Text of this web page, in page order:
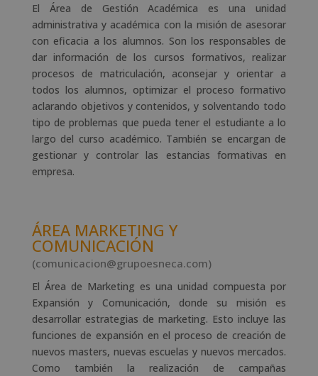
El Área de Gestión Académica es una unidad
administrativa y académica con la misión de asesorar
con eficacia a los alumnos. Son los responsables de
dar información de los cursos formativos, realizar
procesos de matriculación, aconsejar y orientar a
todos los alumnos, optimizar el proceso formativo
aclarando objetivos y contenidos, y solventando todo
tipo de problemas que pueda tener el estudiante a lo
largo del curso académico. También se encargan de
gestionar y controlar las estancias formativas en
empresa.
ÁREA MARKETING Y
COMUNICACIÓN
(comunicacion@grupoesneca.com)
El Área de Marketing es una unidad compuesta por
Expansión y Comunicación, donde su misión es
desarrollar estrategias de marketing. Esto incluye las
funciones de expansión en el proceso de creación de
nuevos masters, nuevas escuelas y nuevos mercados.
Como también la realización de campañas